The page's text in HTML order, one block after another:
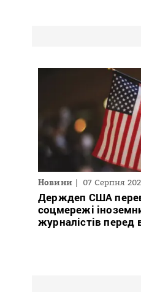
Новини 07 Серпня
Держдеп США
соцмережі
журналістів перед